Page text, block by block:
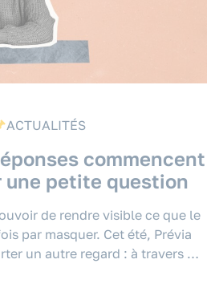
ACTUALITÉS
commencent
une petite question
de rendre visible ce que le
par masquer. Cet été, Prévia
un autre regard : à travers …